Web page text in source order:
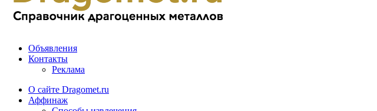
Объявления
Контакты
Реклама
О сайте Dragomet.ru
Аффинаж